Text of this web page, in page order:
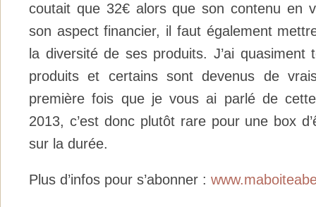
coutait que 32€ alors que son contenu en
son aspect financier, il faut également
la diversité de ses produits. J’ai quasiment
produits et certains sont devenus de
première fois que je vous ai parlé de
2013, c’est donc plutôt rare pour une box
sur la durée.
Plus d’infos pour s’abonner :